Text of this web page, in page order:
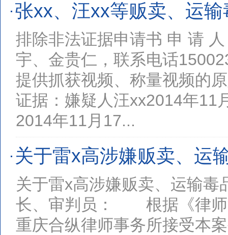
张xx、汪xx等贩卖、运
排除非法证据申请书 申 请
宇、金贵仁，联系电话
提供抓获视频、称量视频的
证据：嫌疑人汪xx2014年11
2014年11月17...
关于雷x高涉嫌贩卖、运
关于雷x高涉嫌贩卖、运输
长、审判员： 根据《律师
重庆合纵律师事务所接受本
2 3